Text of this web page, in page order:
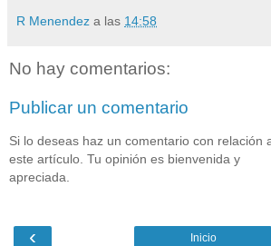
R Menendez a las 14:58
No hay comentarios:
Publicar un comentario
Si lo deseas haz un comentario con relación
este artículo. Tu opinión es bienvenida y
apreciada.
‹ Inicio